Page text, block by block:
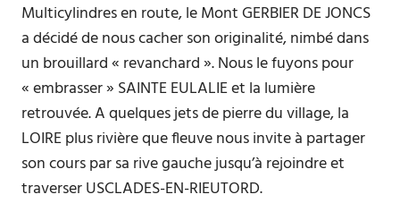
Multicylindres en route, le Mont GERBIER DE JONCS
a décidé de nous cacher son originalité, nimbé dans
un brouillard « revanchard ». Nous le fuyons pour
« embrasser » SAINTE EULALIE et la lumière
retrouvée. A quelques jets de pierre du village, la
LOIRE plus rivière que fleuve nous invite à partager
son cours par sa rive gauche jusqu’à rejoindre et
traverser USCLADES-EN-RIEUTORD.